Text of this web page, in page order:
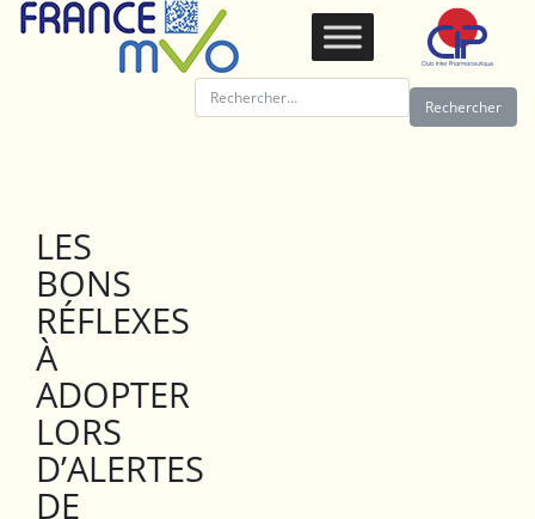
Rechercher :
LES
BONS
RÉFLEXES
À
ADOPTER
LORS
D’ALERTES
DE